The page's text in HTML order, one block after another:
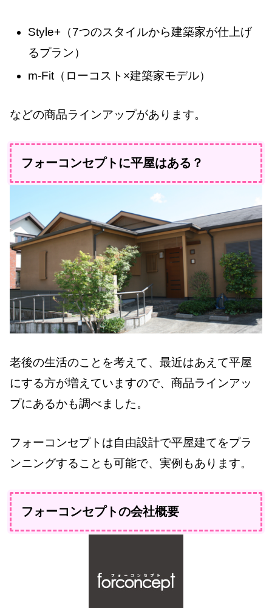
Style+（7つのスタイルから建築家が仕上げ
るプラン）
m-Fit（ローコスト×建築家モデル）
などの商品ラインアップがあります。
フォーコンセプトに平屋はある？
老後の生活のことを考えて、最近はあえて平屋
にする方が増えていますので、商品ラインアッ
プにあるかも調べました。
フォーコンセプトは自由設計で平屋建てをプラ
ンニングすることも可能で、実例もあります。
フォーコンセプトの会社概要